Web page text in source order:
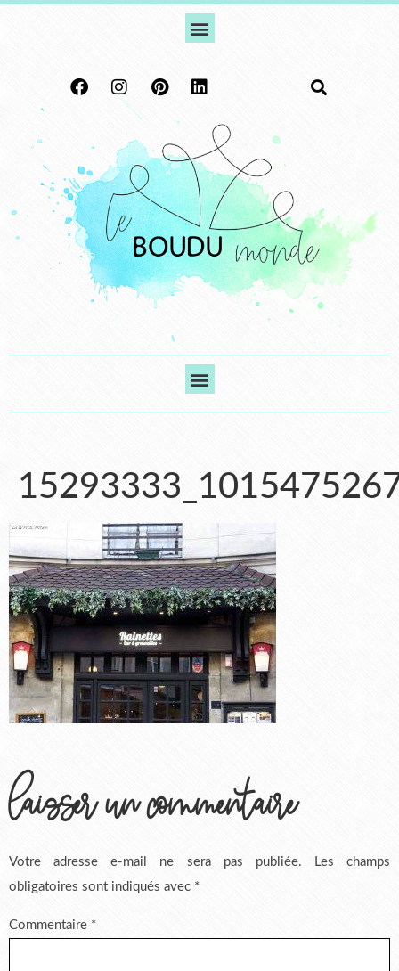
laisser un commentaire
Votre adresse e-mail ne sera pas publiée.
Les champs
obligatoires sont indiqués avec *
Commentaire *